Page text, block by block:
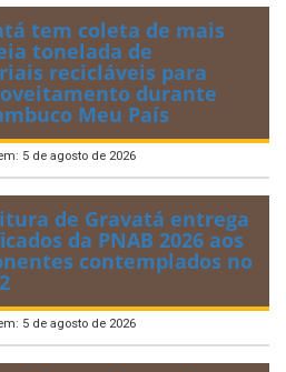
tem coleta de mais
tonelada de
recicláveis para
durante
Meu País
5 de agosto de 2026
de Gravatá entrega
da PNAB 2026 aos
contemplados no
5 de agosto de 2026